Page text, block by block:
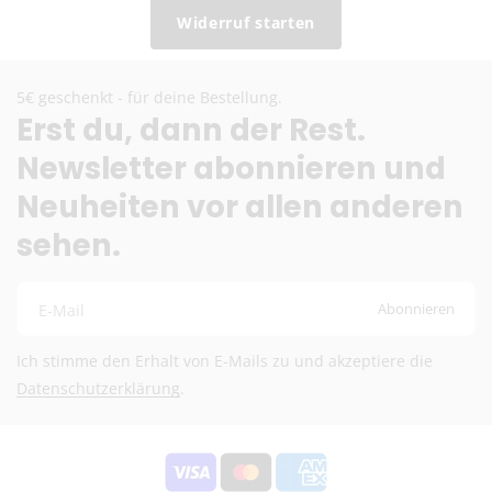
Hinweis zu altersbeschränkten Artikeln:
Zustellung (keine Lieferung an Packstationen). Die
Zusatzkosten übernehmen wir.
EU-Versand
DHL Paket EU (13,99 €) oder Deutsche Post
International (ab 6,90 €)
Schweiz (Nicht-EU)
Kostenloser DHL-Versand ab 100 €
Widerruf starten
5€ geschenkt - für deine Bestellung.
Erst du, dann der Rest.
Newsletter abonnieren und
Neuheiten vor allen anderen
sehen.
E-Mail Abonnieren
Ich stimme den Erhalt von E-Mails zu und akzeptiere die
Datenschutzerklärung.